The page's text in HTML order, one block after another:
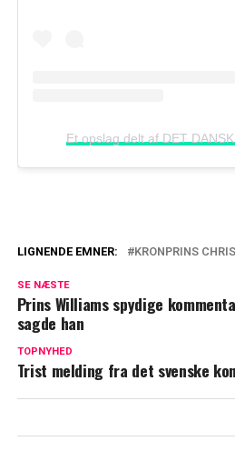
i Kongehuset
Kongehuset
LIGNENDE EMNER: KRONPRINS
SE NÆSTE
Prins Williams spydige
sagde han
TOPNYHED
Trist melding fra det svenske